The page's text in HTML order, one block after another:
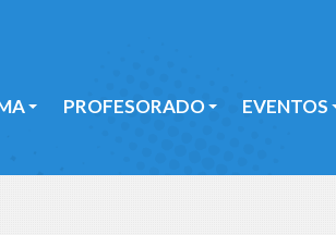
PROFESORADO EVENTOS